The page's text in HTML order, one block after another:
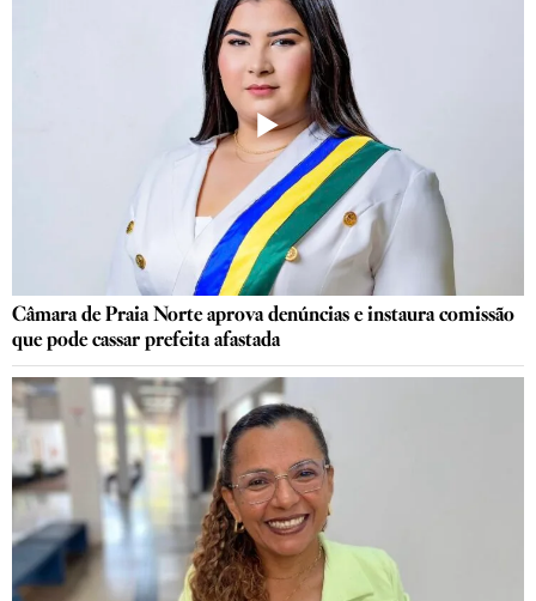
Câmara de Praia Norte aprova denúncias e instaura comissão
que pode cassar prefeita afastada